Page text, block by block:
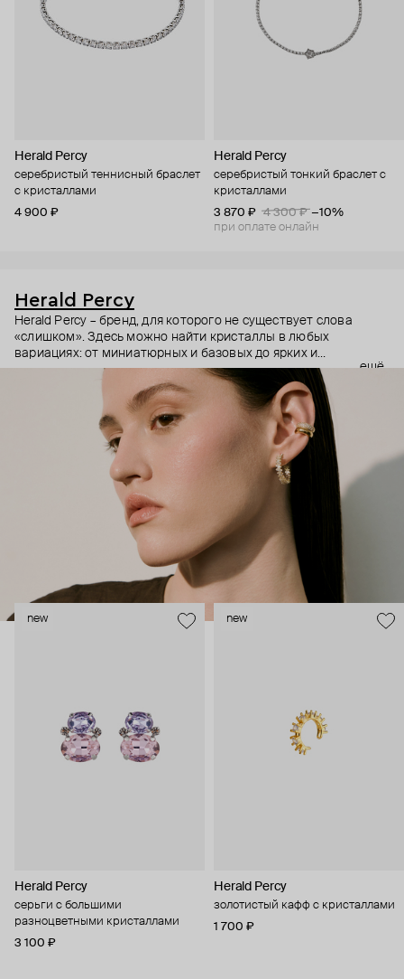
Herald Percy
серебристый теннисный браслет
с кристаллами
4 900 ₽
Herald Percy
серебристый тонкий браслет с
кристаллами
3 870 ₽
4 300 ₽ −10%
при оплате онлайн
Herald Percy
Herald Percy – бренд, для которого не существует слова
«слишком». Здесь можно найти кристаллы в любых
вариациях: от миниатюрных и базовых до ярких и
массивных, которые сразу становятся главным элементом
образа. Героиня бренда – девушка из мегаполиса, которой
нужно как минимум 25 часов в сутках, чтобы все успеть, и
внушительный арсенал украшений, чтобы, поменяв серьги,
поехать на вечеринку сразу из офиса.
ещё
new
Herald Percy
серьги с большими
разноцветными кристаллами
3 100 ₽
new
Herald Percy
золотистый кафф с кристаллами
1 700 ₽